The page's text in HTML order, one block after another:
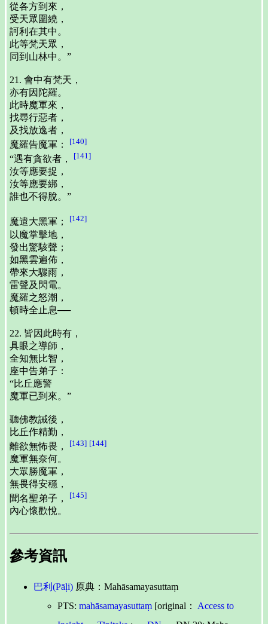
從各方到來，
受天眾圍繞，
訶利在其中。
此等梵天眾，
同到山林中。”
21. 會中有梵天，
亦有因陀羅。
此時魔軍來，
找尋行惡者，
及找放逸者，
魔羅告魔軍：
[140]
“遇有貪欲者， [141]
汝等應要捉，
汝等應要綁，
誰也不得脫。”
魔遣大黑軍； [142]
以魔掌擊地，
發出驚駭聲；
如黑雲遍佈，
帶來大驟雨，
雷聲及閃電。
魔羅之怒潮，
頓時全止息──
22. 皆因此時有，
具眼之導師，
全知無比智，
座中告弟子：
“比丘應警
魔軍已到來。”
聽佛教誡後，
比丘作精勤，
離欲無怖畏，
[143] [144]
魔軍無奈何。
大眾勝魔軍，
無畏得安穩，
聞名聖弟子，
[145]
內心懷歡悅。
參考資訊
巴利(Pāḷi) 原典：Mahāsamayasuttaṃ
PTS: mahāsamayasuttaṃ [original： Access to